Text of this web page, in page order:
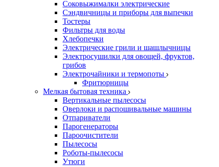
Соковыжималки электрические
Сэндвичницы и приборы для выпечки
Тостеры
Фильтры для воды
Хлебопечки
Электрические грили и шашлычницы
Электросушилки для овощей, фруктов,
грибов
Электрочайники и термопоты
Фритюрницы
Мелкая бытовая техника
Вертикальные пылесосы
Оверлоки и распошивальные машины
Отпариватели
Парогенераторы
Пароочистители
Пылесосы
Роботы-пылесосы
Утюги